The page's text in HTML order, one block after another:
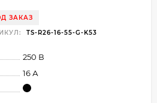
ЗАКАЗ
TS-R26-16-55-G-K53
250 В
16 А